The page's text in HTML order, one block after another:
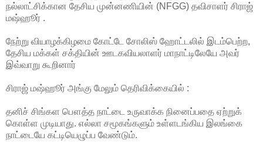
நல்லாட்சிக்கான தேசிய முன்னணியின் (NFGG) தவிசாளர் சிராஜ்
மஷ்ஹூர் .
நேற்று வியாழக்கிழமை கோட்டே சோலிஸ் ஹோட்டலில் இடம்பெற்ற,
தேசிய மக்கள் சக்தியின் ஊடகவியலாளர் மாநாட்டிலேயே அவர்
இவ்வாறு கூறினார்
சிராஜ் மஷ்ஹூர் அங்கு மேலும் தெரிவிக்கையில் :
தனிச் சிங்கள பௌத்த நாட்டை உருவாக்க நினைப்பதை ஏற்றுக்
கொள்ள முடியாது. எல்லா சமூகங்களும் உள்ளடங்கிய இலங்கை
நாட்டையே கட்டியெழுப்ப வேண்டும்.